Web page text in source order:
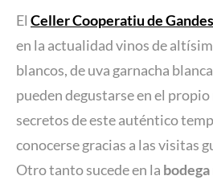
El Celler Cooperatiu de
en la actualidad vinos de
blancos, de uva garnacha
pueden degustarse en el
secretos de este auténtico
conocerse gracias a las visitas
Otro tanto sucede en la